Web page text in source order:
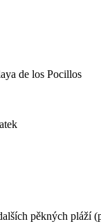
de los Pocillos
pěkných pláží